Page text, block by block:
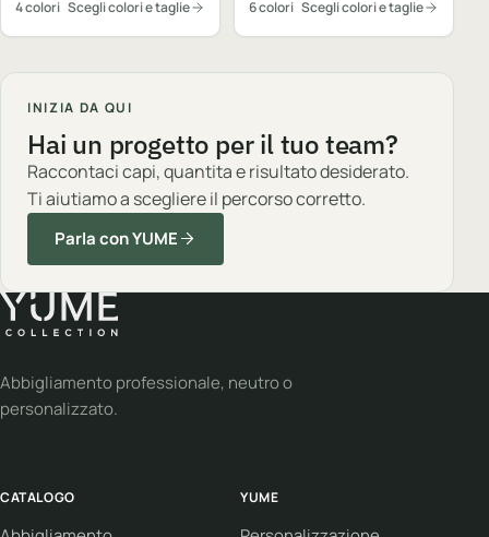
4 colori Scegli colori e taglie 6 colori Scegli colori e taglie
INIZIA DA QUI
Hai un progetto per il tuo team?
Raccontaci capi, quantita e risultato desiderato.
Ti aiutiamo a scegliere il percorso corretto.
Parla con YUME
Abbigliamento professionale, neutro o
personalizzato.
CATALOGO YUME